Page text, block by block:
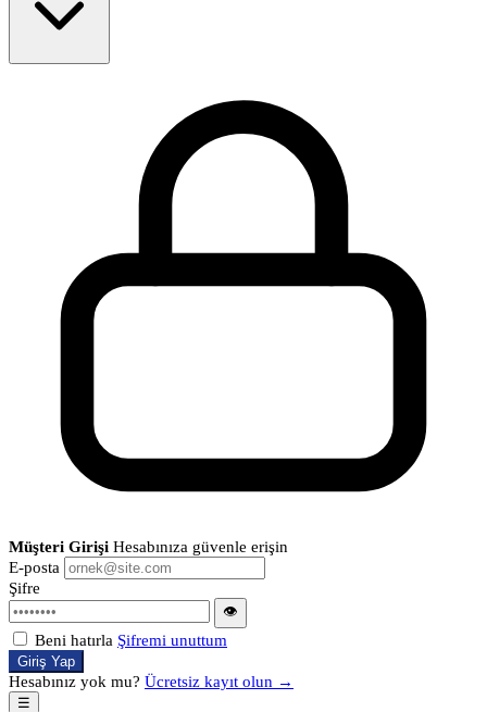
Müşteri Girişi Hesabınıza güvenle erişin
E-posta
Şifre
👁
Beni hatırla Şifremi unuttum
Giriş Yap
Hesabınız yok mu? Ücretsiz kayıt olun →
☰